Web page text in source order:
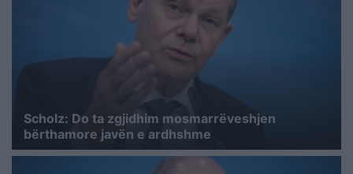
Scholz: Do ta zgjidhim mosmarrëveshjen
bërthamore javën e ardhshme